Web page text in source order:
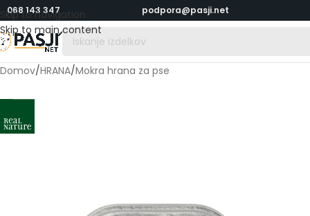
Skip to navigation
Skip to main content
068 143 347 podpora@pasji.net
Domov/HRANA/Mokra hrana za pse